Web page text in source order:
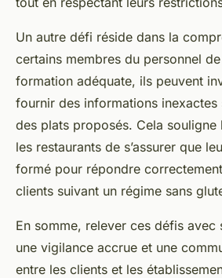
Un autre défi réside dans la
certains membres du personnel
formation adéquate, ils peuvent
fournir des informations
des plats proposés. Cela souligne
les restaurants de s’assurer que
formé pour répondre
clients suivant un régime sans
En somme, relever ces défis avec
une vigilance accrue et une
entre les clients et les